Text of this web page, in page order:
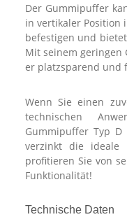
Der Gummipuffer
in vertikaler Position
befestigen und
Mit seinem geringen
er platzsparend und
Wenn Sie einen
technischen
Gummipuffer Typ D
verzinkt die ideale
profitieren Sie von
Funktionalität!
Technische Daten